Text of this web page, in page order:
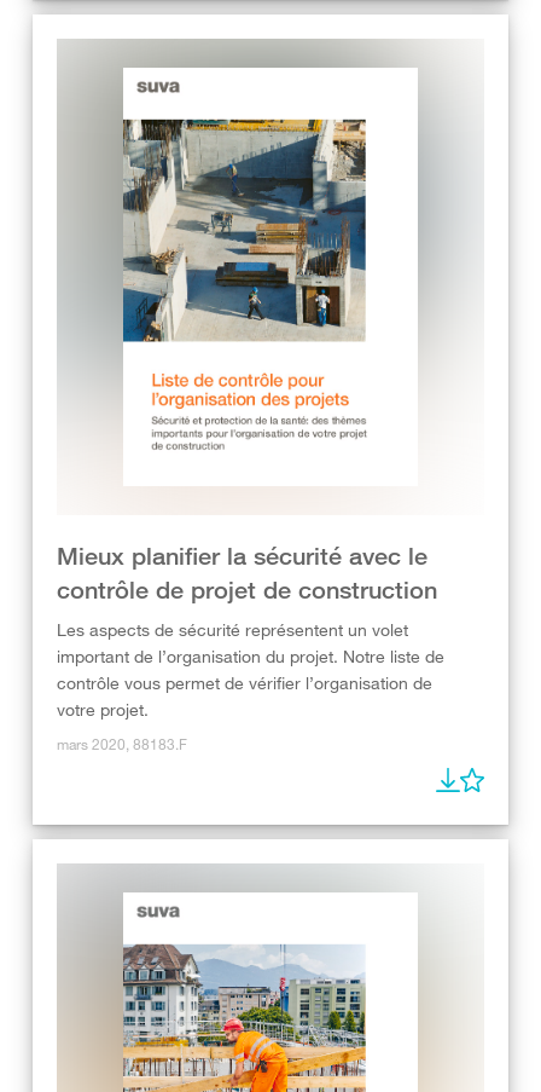
Mieux planifier la sécurité avec le
contrôle de projet de construction
Les aspects de sécurité représentent un volet
important de l’organisation du projet. Notre liste de
contrôle vous permet de vérifier l’organisation de
votre projet.
mars 2020, 88183.F